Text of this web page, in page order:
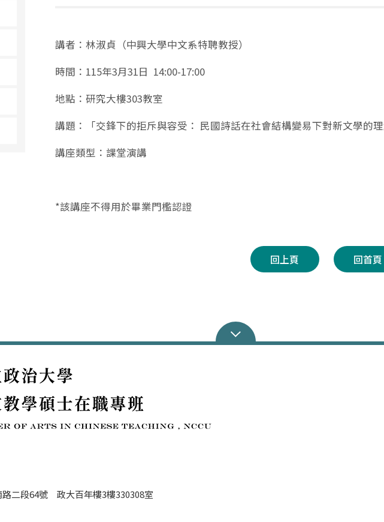
講者：林淑貞（中興大學中文系特聘教授）
時間：115年3月31日 14:00-17:00
地點：研究大樓303教室
講題：「交鋒下的拒斥與容受： 民國詩話在社會結構變易下對新文學的理
講座類型：課堂演講
*該講座不得用於畢業門檻認證
回上頁 回首頁
路二段64號 政大百年樓3樓330308室